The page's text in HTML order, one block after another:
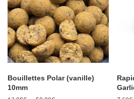
Bouillettes Polar (vanille)
10mm